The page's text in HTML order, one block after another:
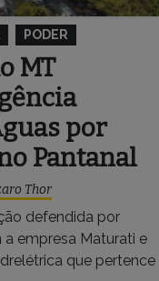
PODER
MT
por
Pantanal
Thor
defendida por
a empresa Maturati e
que pertence